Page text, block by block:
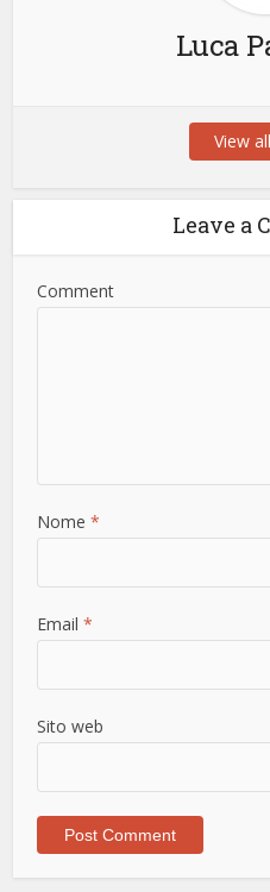
Luca
View
Leave a
Comment
Nome*
Email*
Sito web